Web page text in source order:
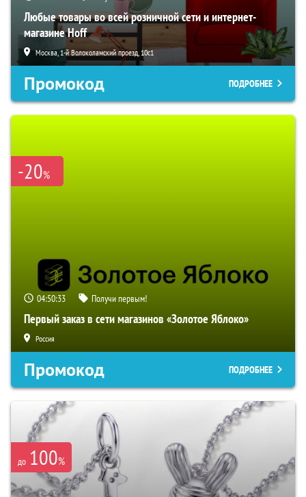
Любые товары во всей розничной сети и интернет-
магазине Hoff
Москва, 1-й Волоколамский проезд, 10с1
Промокод ПОДРОБНЕЕ
-20%
04:50:32 Получи первым!
Первый заказ в сети магазинов «Золотое Яблоко»
Россия
Промокод ПОДРОБНЕЕ
до 100%